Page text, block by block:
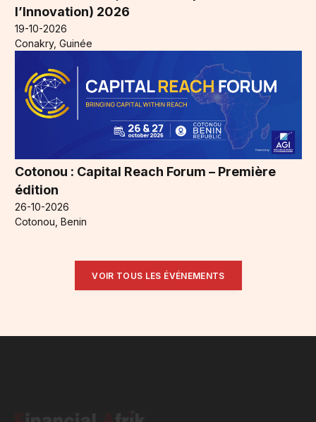
l’Innovation) 2026
19-10-2026
Conakry, Guinée
Cotonou : Capital Reach Forum – Première
édition
26-10-2026
Cotonou, Benin
VOIR TOUS LES ÉVÉNEMENTS